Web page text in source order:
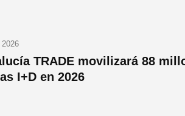
TRADE movilizará 88
I+D en 2026